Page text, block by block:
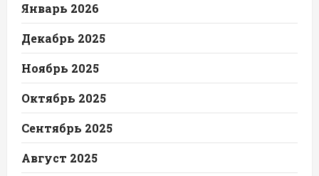
Январь 2026
Декабрь 2025
Ноябрь 2025
Октябрь 2025
Сентябрь 2025
Август 2025